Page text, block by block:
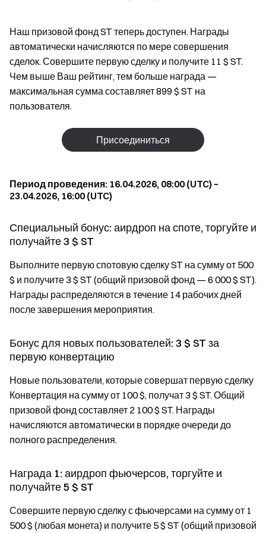
Наш призовой фонд ST теперь доступен. Награды
автоматически начисляются по мере совершения
сделок. Совершите первую сделку и получите 11 $ ST.
Чем выше Ваш рейтинг, тем больше награда —
максимальная сумма составляет 899 $ ST на
пользователя.
Присоединиться
Период проведения: 16.04.2026, 08:00 (UTC) –
23.04.2026, 16:00 (UTC)
Специальный бонус: аирдроп на споте, торгуйте и
получайте 3 $ ST
Выполните первую спотовую сделку ST на сумму от 500
$ и получите 3 $ ST (общий призовой фонд — 6 000 $ ST).
Награды распределяются в течение 14 рабочих дней
после завершения мероприятия.
Бонус для новых пользователей: 3 $ ST за
первую конвертацию
Новые пользователи, которые совершат первую сделку
Конвертация на сумму от 100 $, получат 3 $ ST. Общий
призовой фонд составляет 2 100 $ ST. Награды
начисляются автоматически в порядке очереди до
полного распределения.
Награда 1: аирдроп фьючерсов, торгуйте и
получайте 5 $ ST
Совершите первую сделку с фьючерсами на сумму от 1
500 $ (любая монета) и получите 5 $ ST (общий призовой